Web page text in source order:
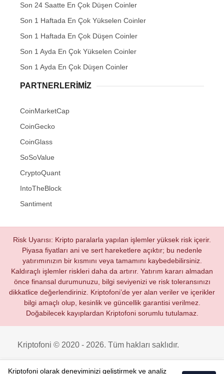
Son 24 Saatte En Çok Düşen Coinler
Son 1 Haftada En Çok Yükselen Coinler
Son 1 Haftada En Çok Düşen Coinler
Son 1 Ayda En Çok Yükselen Coinler
Son 1 Ayda En Çok Düşen Coinler
PARTNERLERIMIZ
CoinMarketCap
CoinGecko
CoinGlass
SoSoValue
CryptoQuant
IntoTheBlock
Santiment
Risk Uyarısı: Kripto paralarla yapılan işlemler yüksek risk içerir.
Piyasa fiyatları ani ve sert hareketlere açıktır; bu nedenle
yatırımınızın bir kısmını veya tamamını kaybedebilirsiniz.
Kaldıraçlı işlemler riskleri daha da artırır. Yatırım kararı almadan
önce finansal durumunuzu, bilgi seviyenizi ve risk toleransınızı
dikkatlice değerlendiriniz. Kriptofoni’de yer alan veriler ve içerikler
bilgi amaçlı olup, kesinlik ve güncellik garantisi verilmez.
Doğabilecek kayıplardan Kriptofoni sorumlu tutulamaz.
Kriptofoni © 2020 - 2026. Tüm hakları saklıdır.
Kriptofoni olarak deneyiminizi geliştirmek ve analiz